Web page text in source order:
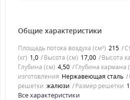
Общие характеристики
Площадь потока воздуха (см²) 215
(кг) 1,0 Высота (см) 17,00 Высота
Глубина (см) 4,50 Глубина кармана
изготовления Нержавеющая сталь
решетки жалюзи Размер решетки
Все характеристики